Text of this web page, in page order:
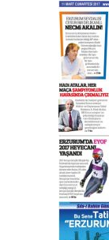
31
A.
28
26
13